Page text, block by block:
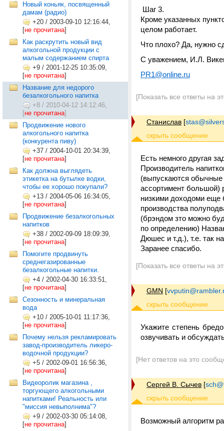
Новый коньяк, посвященный
дамам (радио)
+20 / 2003-09-10 12:16:44,
[не прочитана]
Как раскрутить новый вид
алкогольной продукции с
малым содержанием спирта
+9 / 2001-12-25 10:35:09,
[не прочитана]
Название для недорого
безалкогольного напитка
+8 / 2010-04-12 14:12:46,
[не прочитана]
Продвижение нового
алкогольного напитка
(конкурента пиву)
+37 / 2004-10-01 20:34:39,
[не прочитана]
Как должна выглядеть
этикетка на бутылке водки,
чтобы ее хорошо покупали?
+13 / 2004-05-06 16:34:05,
[не прочитана]
Продвижение безалкогольных
напитков
+38 / 2002-09-09 18:09:39,
[не прочитана]
Помогите продвинуть
среднегазированные
безалкогольные напитки.
+4 / 2002-04-30 16:33:51,
[не прочитана]
Сезонность и минеральная
вода
+10 / 2005-10-01 11:17:36,
[не прочитана]
Почему нельзя рекламировать
завод-производитель ликеро-
водочной продукции?
+5 / 2002-09-01 16:56:36,
[не прочитана]
Видеоролик магазина ,
торгующего алкогольными
напитками! Реальность или
"миссия невыполнима"?
+9 / 2002-03-30 05:14:08,
[не прочитана]
Шаг 3.
Кроме указанных
целом работает.
Что плохо? Да, нужно
С уважением, И.Л.
PR1@online.ru
[Показать все ответы на
Станислав [
Есть немного другая
Производитель
(выпускаются обычные
ассортимент большой)
низкими доходоми еще
производства
(брэндом зто можно
по определению)
Дюшес и т.д.), т.е. так
Заранее спасибо.
[Показать все ответы на
GMN [
Укажите степень
озвучивать и
[Нет ответов на это
Сергей В. Сычев [
Возможный алгоритм